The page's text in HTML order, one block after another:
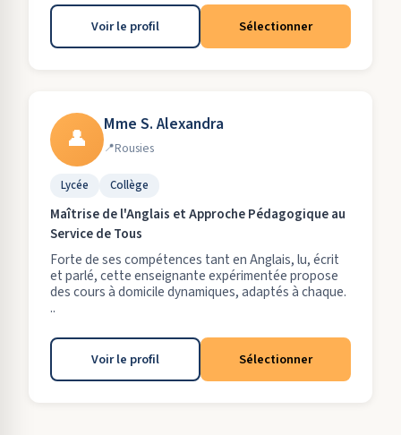
Voir le profil Sélectionner
👤 Mme S. Alexandra
Rousies
Lycée Collège
Maîtrise de l'Anglais et Approche Pédagogique au
Service de Tous
Forte de ses compétences tant en Anglais, lu, écrit
et parlé, cette enseignante expérimentée propose
des cours à domicile dynamiques, adaptés à chaque.
..
Voir le profil Sélectionner